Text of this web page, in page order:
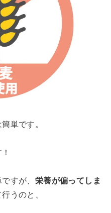
単です。
すが、 栄養が偏ってしま
うのと、